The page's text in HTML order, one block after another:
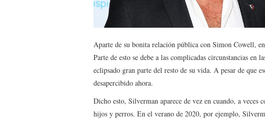
Aparte de su bonita relación pública con Simon Cowell,
Parte de esto se debe a las complicadas circunstancias en
eclipsado gran parte del resto de su vida. A pesar de que
desapercibido ahora.
Dicho esto, Silverman aparece de vez en cuando, a veces
hijos y perros. En el verano de 2020, por ejemplo,